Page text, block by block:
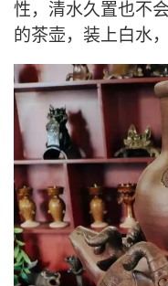
性，清水久置也不
的茶壶，装上白水